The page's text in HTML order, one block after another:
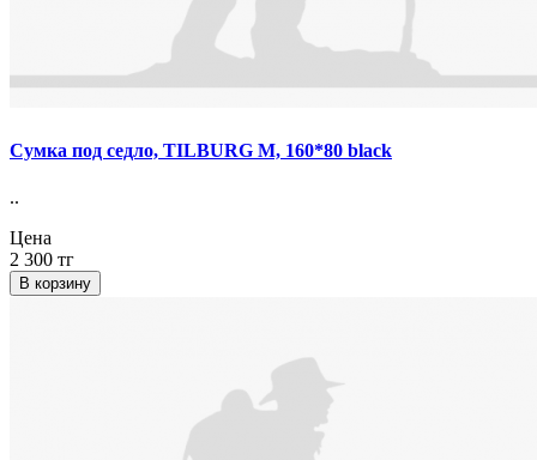
Сумка под седло, TILBURG M, 160*80 black
..
Цена
2 300 тг
В корзину